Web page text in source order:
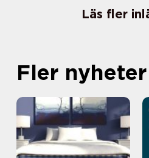
Läs fler
Fler nyheter